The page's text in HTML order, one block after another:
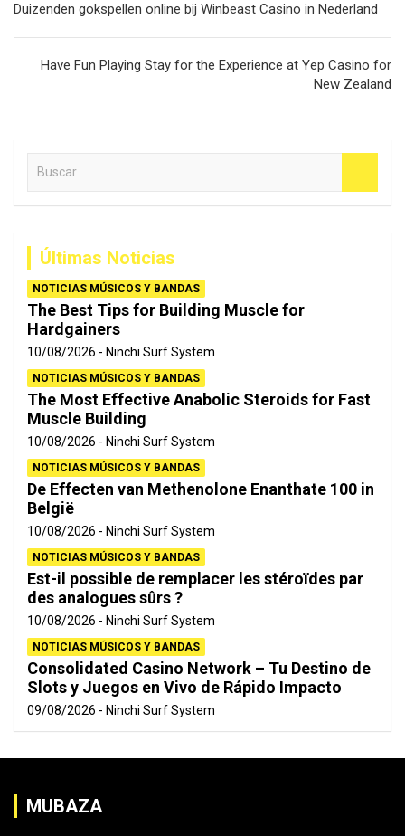
entradas
Duizenden gokspellen online bij Winbeast Casino in Nederland
Have Fun Playing Stay for the Experience at Yep Casino for
New Zealand
Últimas Noticias
NOTICIAS MÚSICOS Y BANDAS
The Best Tips for Building Muscle for
Hardgainers
10/08/2026 Ninchi Surf System
NOTICIAS MÚSICOS Y BANDAS
The Most Effective Anabolic Steroids for Fast
Muscle Building
10/08/2026 Ninchi Surf System
NOTICIAS MÚSICOS Y BANDAS
De Effecten van Methenolone Enanthate 100 in
België
10/08/2026 Ninchi Surf System
NOTICIAS MÚSICOS Y BANDAS
Est-il possible de remplacer les stéroïdes par
des analogues sûrs ?
10/08/2026 Ninchi Surf System
NOTICIAS MÚSICOS Y BANDAS
Consolidated Casino Network – Tu Destino de
Slots y Juegos en Vivo de Rápido Impacto
09/08/2026 Ninchi Surf System
MUBAZA